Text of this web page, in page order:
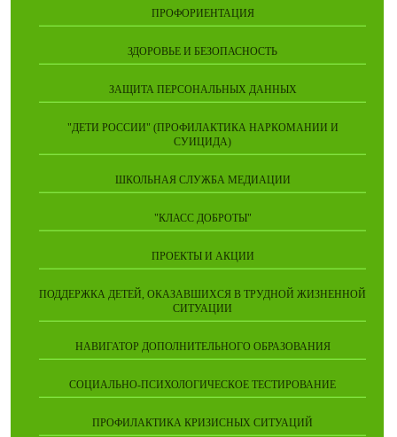
ПРОФОРИЕНТАЦИЯ
ЗДОРОВЬЕ И БЕЗОПАСНОСТЬ
ЗАЩИТА ПЕРСОНАЛЬНЫХ ДАННЫХ
"ДЕТИ РОССИИ" (ПРОФИЛАКТИКА НАРКОМАНИИ И
СУИЦИДА)
ШКОЛЬНАЯ СЛУЖБА МЕДИАЦИИ
"КЛАСС ДОБРОТЫ"
ПРОЕКТЫ И АКЦИИ
ПОДДЕРЖКА ДЕТЕЙ, ОКАЗАВШИХСЯ В ТРУДНОЙ ЖИЗНЕННОЙ
СИТУАЦИИ
НАВИГАТОР ДОПОЛНИТЕЛЬНОГО ОБРАЗОВАНИЯ
СОЦИАЛЬНО-ПСИХОЛОГИЧЕСКОЕ ТЕСТИРОВАНИЕ
ПРОФИЛАКТИКА КРИЗИСНЫХ СИТУАЦИЙ